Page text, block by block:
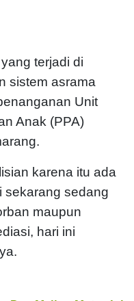
terjadi di
sistem asrama
Unit
Anak (PPA)
karena itu ada
sekarang sedang
maupun
hari ini